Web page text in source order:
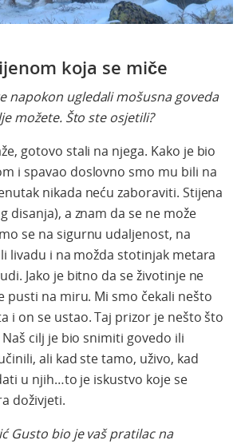
koja se miče
napokon ugledali mošusna goveda
možete. Što ste osjetili?
gotovo stali na njega. Kako je bio
i spavao doslovno smo mu bili na
nikada neću zaboraviti. Stijena
disanja), a znam da se ne može
se na sigurnu udaljenost, na
livadu i na možda stotinjak metara
Jako je bitno da se životinje ne
pusti na miru. Mi smo čekali nešto
i on se ustao. Taj prizor je nešto što
cilj je bio snimiti govedo ili
ali kad ste tamo, uživo, kad
u njih…to je iskustvo koje se
doživjeti.
Gusto bio je vaš pratilac na